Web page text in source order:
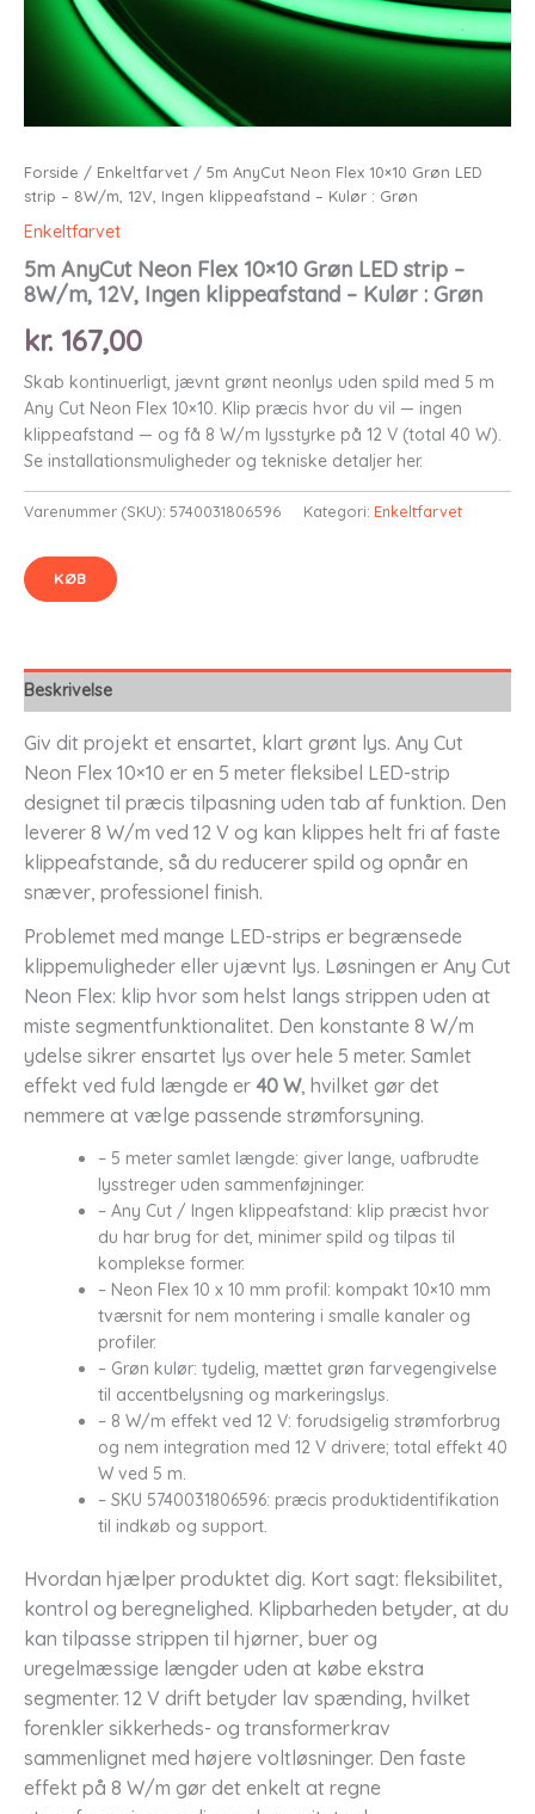
Forside / Enkeltfarvet / 5m AnyCut Neon Flex 10×10 Grøn LED
strip – 8W/m, 12V, Ingen klippeafstand – Kulør : Grøn
Enkeltfarvet
5m AnyCut Neon Flex 10×10 Grøn LED strip –
8W/m, 12V, Ingen klippeafstand – Kulør : Grøn
kr. 167,00
Skab kontinuerligt, jævnt grønt neonlys uden spild med 5 m
Any Cut Neon Flex 10×10. Klip præcis hvor du vil — ingen
klippeafstand — og få 8 W/m lysstyrke på 12 V (total 40 W).
Se installationsmuligheder og tekniske detaljer her.
Varenummer (SKU): 5740031806596 Kategori: Enkeltfarvet
KØB
Beskrivelse
Giv dit projekt et ensartet, klart grønt lys. Any Cut
Neon Flex 10×10 er en 5 meter fleksibel LED-strip
designet til præcis tilpasning uden tab af funktion. Den
leverer 8 W/m ved 12 V og kan klippes helt fri af faste
klippeafstande, så du reducerer spild og opnår en
snæver, professionel finish.
Problemet med mange LED-strips er begrænsede
klippemuligheder eller ujævnt lys. Løsningen er Any Cut
Neon Flex: klip hvor som helst langs strippen uden at
miste segmentfunktionalitet. Den konstante 8 W/m
ydelse sikrer ensartet lys over hele 5 meter. Samlet
effekt ved fuld længde er 40 W, hvilket gør det
nemmere at vælge passende strømforsyning.
– 5 meter samlet længde: giver lange, uafbrudte
lysstreger uden sammenføjninger.
– Any Cut / Ingen klippeafstand: klip præcist hvor
du har brug for det, minimer spild og tilpas til
komplekse former.
– Neon Flex 10 x 10 mm profil: kompakt 10×10 mm
tværsnit for nem montering i smalle kanaler og
profiler.
– Grøn kulør: tydelig, mættet grøn farvegengivelse
til accentbelysning og markeringslys.
– 8 W/m effekt ved 12 V: forudsigelig strømforbrug
og nem integration med 12 V drivere; total effekt 40
W ved 5 m.
– SKU 5740031806596: præcis produktidentifikation
til indkøb og support.
Hvordan hjælper produktet dig. Kort sagt: fleksibilitet,
kontrol og beregnelighed. Klipbarheden betyder, at du
kan tilpasse strippen til hjørner, buer og
uregelmæssige længder uden at købe ekstra
segmenter. 12 V drift betyder lav spænding, hvilket
forenkler sikkerheds- og transformerkrav
sammenlignet med højere voltløsninger. Den faste
effekt på 8 W/m gør det enkelt at regne